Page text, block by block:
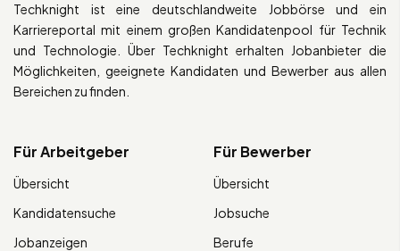
Techknight ist eine deutschlandweite Jobbörse und ein
Karriereportal mit einem großen Kandidatenpool für Technik
und Technologie. Über Techknight erhalten Jobanbieter die
Möglichkeiten, geeignete Kandidaten und Bewerber aus allen
Bereichen zu finden.
Für Arbeitgeber
Übersicht
Kandidatensuche
Jobanzeigen
Für Bewerber
Übersicht
Jobsuche
Berufe